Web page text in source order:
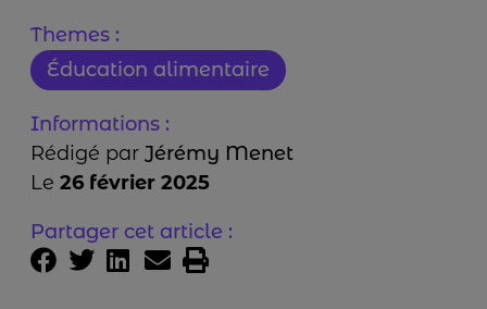
Themes :
Éducation alimentaire
Informations :
Rédigé par Jérémy Menet
Le 26 février 2025
Partager cet article :